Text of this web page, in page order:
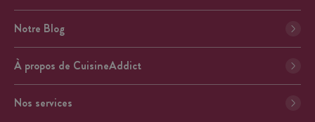
Notre Blog
À propos de CuisineAddict
Nos services